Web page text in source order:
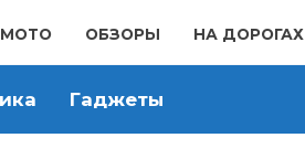
ОБЗОРЫ НА ДОРОГАХ
Гаджеты